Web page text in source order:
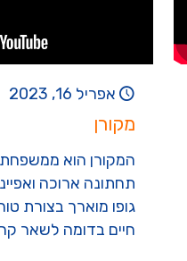
אפריל 16, 2023
מקורן
המקורן הוא
תחתונה ארוכה
גופו מוארך בצורת
חיים בדומה לשאר